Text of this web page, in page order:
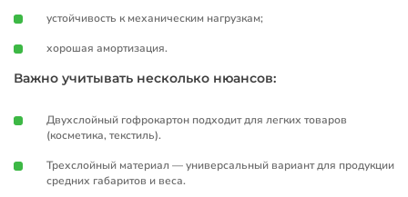
устойчивость к механическим нагрузкам;
хорошая амортизация.
Важно учитывать несколько нюансов:
Двухслойный гофрокартон подходит для легких товаров
(косметика, текстиль).
Трехслойный материал — универсальный вариант для продукции
средних габаритов и веса.